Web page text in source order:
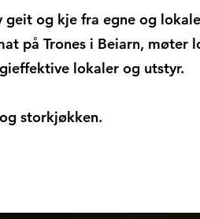
og kje fra egne og
på Trones i Beiarn, møter
lokaler og utstyr.
storkjøkken.